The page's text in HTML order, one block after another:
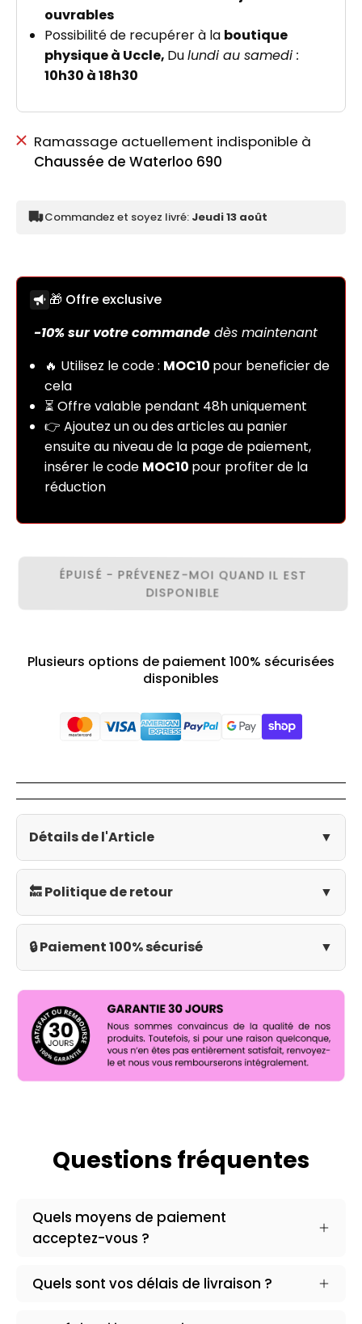
Ramassage actuellement indisponible à
Chaussée de Waterloo 690
Commandez et soyez livré: Jeudi 13 août
🎁 Offre exclusive
ÉPUISÉ - PRÉVENEZ-MOI QUAND IL EST
DISPONIBLE
Plusieurs options de paiement 100% sécurisées
disponibles
Détails de l'Article ▼
🔙 Politique de retour ▼
🔒 Paiement 100% sécurisé ▼
Questions fréquentes
Quels moyens de paiement
acceptez-vous ?
Quels sont vos délais de livraison ?